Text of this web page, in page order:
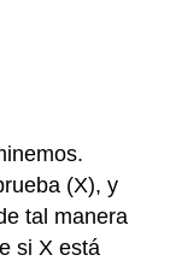
(X), y
tal manera
si X está